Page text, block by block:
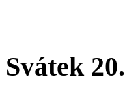
Svátek